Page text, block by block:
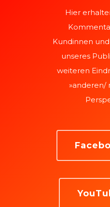
Hier
Kundinnen
unseres
weiteren
»anderen/